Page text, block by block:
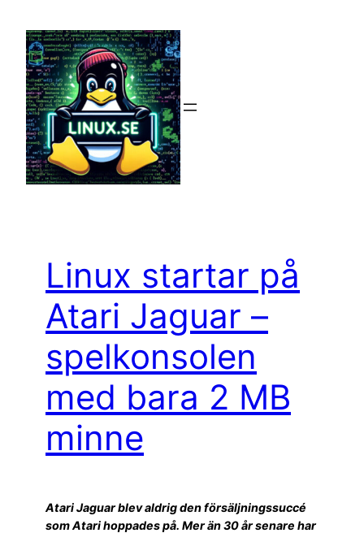
innehåll
Linux startar på
Atari Jaguar –
spelkonsolen
med bara 2 MB
minne
Atari Jaguar blev aldrig den försäljningssuccé
som Atari hoppades på. Mer än 30 år senare har